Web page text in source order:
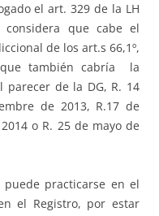
el art. 329 de la LH
que cabe el
de los art.s 66,1º,
también cabría la
parecer de la DG, R. 14
de 2013, R.17 de
o R. 25 de mayo de
practicarse en el
el Registro, por estar